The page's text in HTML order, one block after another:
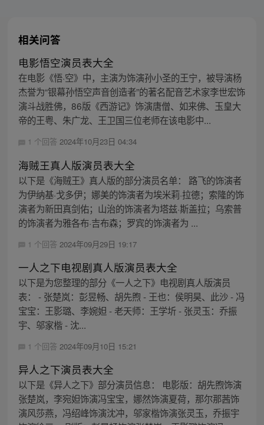
相关问答
电影悟空演员表大全
在电影《悟·空》中，主演为饰演孙小圣的王宁，被导演杨
杰誉为“银幕孙悟空声音创造者”的著名配音艺术家李世宏饰
演斗战胜佛，86版《西游记》饰演唐僧、如来佛、玉皇大
帝的王粤、朱广龙、王卫国三位老师在该电影中...
1 个回答 2024年10月23日 04:34
海贼王真人版演员表大全
以下是《海贼王》真人版的部分演员名单： 路飞的饰演者
为伊纳基·戈多伊；娜美的饰演者为埃米莉·拉德；索隆的饰
演者为新田真剑佑；山治的饰演者为塔兹·斯盖拉；乌索普
的饰演者为雅各布·吉布森；罗宾的饰演者为 ...
1 个回答 2024年09月29日 19:17
一人之下电视剧真人版演员表大全
以下是为您整理的部分《一人之下》电视剧真人版演员
表： - 张楚岚：彭昱畅、胡先煦 - 王也：侯明昊、此沙 - 冯
宝宝：王影璐、李婉妲 - 老天师：王学圻 - 张灵玉：乔振
宇、邬家楷 - 沈...
1 个回答 2024年09月10日 15:21
异人之下演员表大全
以下是《异人之下》部分演员信息： 电影版：胡先煦饰演
张楚岚，李宛妲饰演冯宝宝，娜然饰演夏荷，那尔那茜饰
演风莎燕，冯绍峰饰演沈冲，邬家楷饰演张灵玉，乔振宇